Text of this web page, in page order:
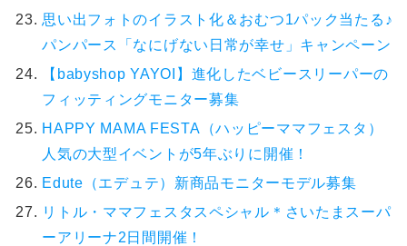
思い出フォトのイラスト化＆おむつ1パック当たる♪
パンパース「なにげない日常が幸せ」キャンペーン
【babyshop YAYOI】進化したベビースリーパーの
フィッティングモニター募集
HAPPY MAMA FESTA（ハッピーママフェスタ）
人気の大型イベントが5年ぶりに開催！
Edute（エデュテ）新商品モニターモデル募集
リトル・ママフェスタスペシャル＊さいたまスーパ
ーアリーナ2日間開催！